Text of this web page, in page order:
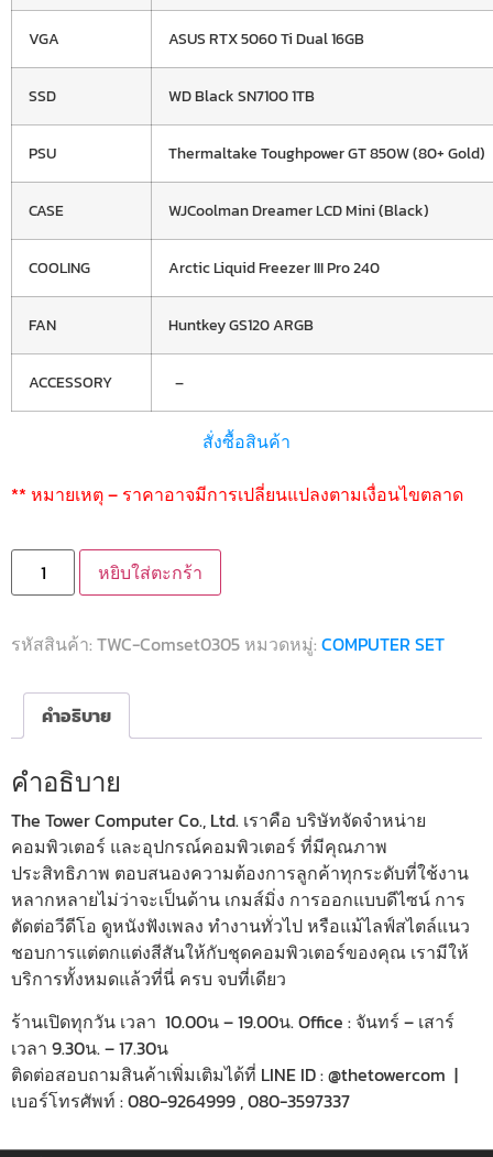
VGA ASUS RTX 5060 Ti Dual 16GB
SSD WD Black SN7100 1TB
PSU Thermaltake Toughpower GT 850W (80+ Gold)
CASE WJCoolman Dreamer LCD Mini (Black)
COOLING Arctic Liquid Freezer III Pro 240
FAN Huntkey GS120 ARGB
ACCESSORY –
สั่งซื้อสินค้า
** หมายเหตุ – ราคาอาจมีการเปลี่ยนแปลงตามเงื่อนไขตลาด
หยิบใส่ตะกร้า
รหัสสินค้า: TWC-Comset0305 หมวดหมู่: COMPUTER SET
คำอธิบาย
คำอธิบาย
The Tower Computer Co., Ltd. เราคือ บริษัทจัดจำหน่าย
คอมพิวเตอร์ และอุปกรณ์คอมพิวเตอร์ ที่มีคุณภาพ
ประสิทธิภาพ ตอบสนองความต้องการลูกค้าทุกระดับที่ใช้งาน
หลากหลายไม่ว่าจะเป็นด้าน เกมส์มิ่ง การออกแบบดีไซน์ การ
ตัดต่อวีดีโอ ดูหนังฟังเพลง ทำงานทั่วไป หรือแม้ไลฟ์สไตล์แนว
ชอบการแต่ตกแต่งสีสันให้กับชุดคอมพิวเตอร์ของคุณ เรามีให้
บริการทั้งหมดแล้วที่นี่ ครบ จบที่เดียว
ร้านเปิดทุกวัน เวลา 10.00น – 19.00น. Office : จันทร์ – เสาร์
เวลา 9.30น. – 17.30น
ติดต่อสอบถามสินค้าเพิ่มเติมได้ที่ LINE ID : @thetowercom |
เบอร์โทรศัพท์ : 080-9264999 , 080-3597337